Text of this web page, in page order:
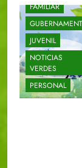
FAMILIAR
JUVENIL
NOTICIAS
VERDES
PERSONAL